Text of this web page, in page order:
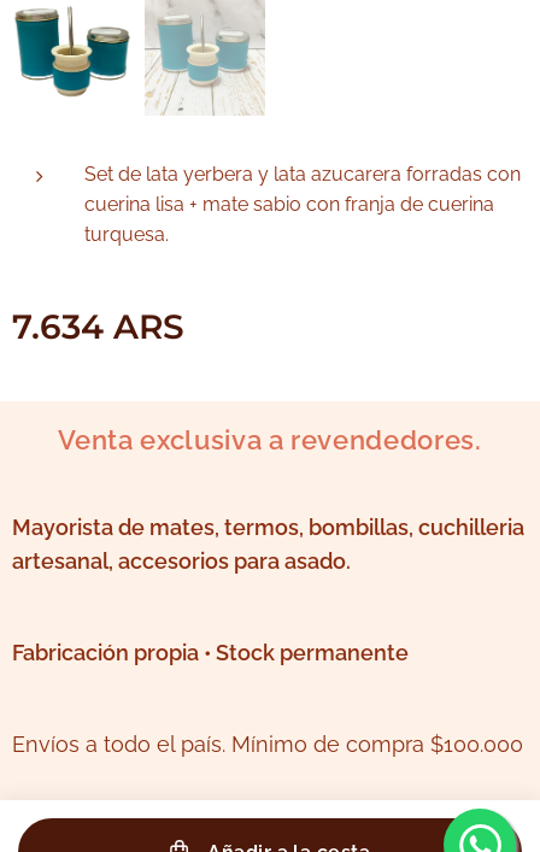
Set de lata yerbera y lata azucarera forradas con
cuerina lisa + mate sabio con franja de cuerina
turquesa.
7.634 ARS
Venta exclusiva a revendedores.
Mayorista de mates, termos, bombillas, cuchilleria
artesanal, accesorios para asado.
Fabricación propia • Stock permanente
Envíos a todo el país. Mínimo de compra $100.000